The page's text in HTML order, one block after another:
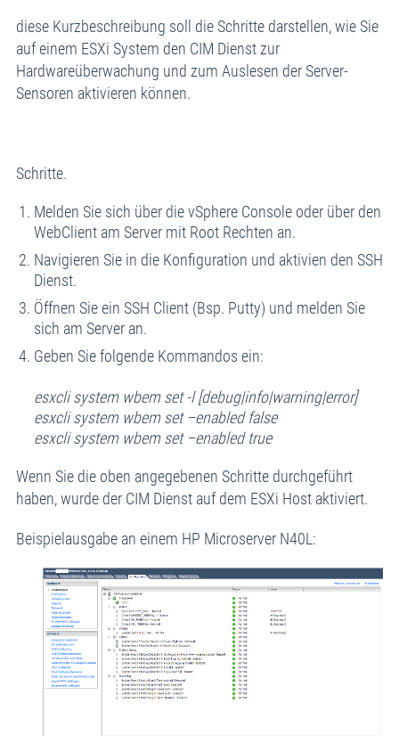
diese Kurzbeschreibung soll die Schritte darstellen, wie Sie
auf einem ESXi System den CIM Dienst zur
Hardwareüberwachung und zum Auslesen der Server-
Sensoren aktivieren können.
Schritte.
Melden Sie sich über die vSphere Console oder über den
WebClient am Server mit Root Rechten an.
Navigieren Sie in die Konfiguration und aktivien den SSH
Dienst.
Öffnen Sie ein SSH Client (Bsp. Putty) und melden Sie
sich am Server an.
Geben Sie folgende Kommandos ein:
esxcli system wbem set -l [debug|info|warning|error]
esxcli system wbem set –enabled false
esxcli system wbem set –enabled true
Wenn Sie die oben angegebenen Schritte durchgeführt
haben, wurde der CIM Dienst auf dem ESXi Host aktiviert.
Beispielausgabe an einem HP Microserver N40L: